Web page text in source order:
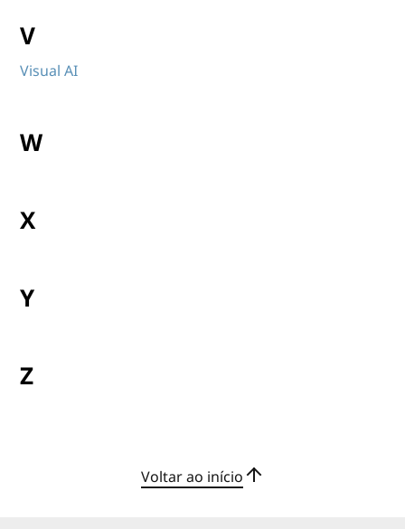
V
Visual AI
W
X
Y
Z
Voltar ao início